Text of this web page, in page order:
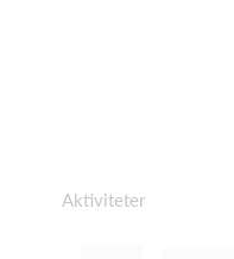
Aktiviteter